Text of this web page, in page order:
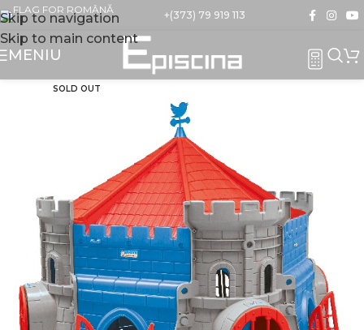
Skip to navigation
Skip to main content
+(373) 79 919 113
MENIU
SOLD OUT